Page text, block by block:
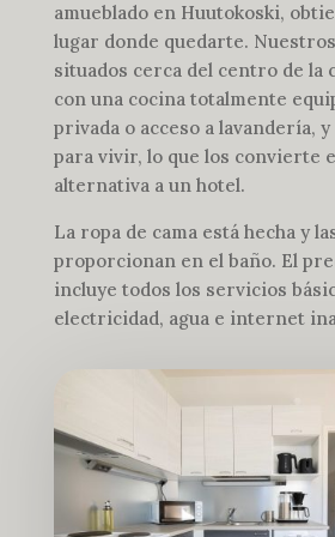
amueblado en Huutokoski,
lugar donde quedarte.
situados cerca del centro de la
con una cocina totalmente
privada o acceso a lavandería,
para vivir, lo que los convierte
alternativa a un hotel.
La ropa de cama está hecha y
proporcionan en el baño. El
incluye todos los servicios
electricidad, agua e internet